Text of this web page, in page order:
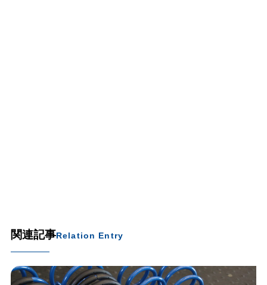
関連記事Relation Entry